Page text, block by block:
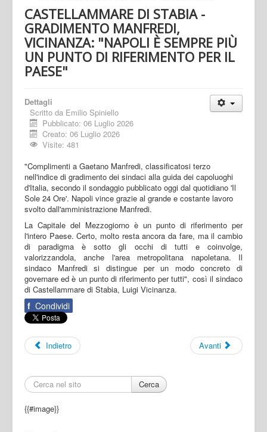
CASTELLAMMARE DI STABIA -
GRADIMENTO MANFREDI,
VICINANZA: "NAPOLI È SEMPRE PIÙ
UN PUNTO DI RIFERIMENTO PER IL
PAESE"
Dettagli
Scritto da Emilio Spiniello
Pubblicato: 06 Luglio 2026
Creato: 06 Luglio 2026
Visite: 481
"Complimenti a Gaetano Manfredi, classificatosi terzo
nell'indice di gradimento dei sindaci alla guida dei capoluoghi
d'Italia, secondo il sondaggio pubblicato oggi dal quotidiano 'Il
Sole 24 Ore'. Napoli vince grazie al grande e costante lavoro
svolto dall'amministrazione Manfredi.
La Capitale del Mezzogiorno è un punto di riferimento per
l'intero Paese. Certo, molto resta ancora da fare, ma il cambio
di paradigma è sotto gli occhi di tutti e coinvolge,
valorizzandola, anche l'area metropolitana napoletana. Il
sindaco Manfredi si distingue per un modo concreto di
governare ed è un punto di riferimento per tutti", così il sindaco
di Castellammare di Stabia, Luigi Vicinanza.
f Condividi
Indietro Avanti
Cerca
{{#image}}